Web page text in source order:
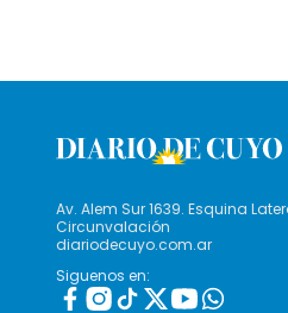
Av. Alem Sur 1639. Esquina
Circunvalación
diariodecuyo.com.ar
Siguenos en: